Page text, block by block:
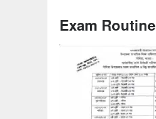
Exam Routine